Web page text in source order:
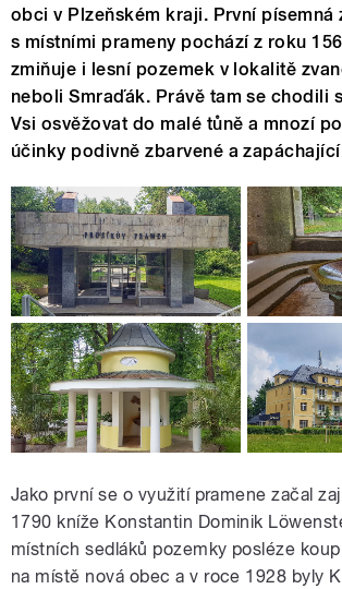
obci v Plzeňském kraji. První písemná
s místními prameny pochází z roku
zmiňuje i lesní pozemek v lokalitě
neboli Smraďák. Právě tam se chodili
Vsi osvěžovat do malé tůně a mnozí
účinky podivně zbarvené a
Jako první se o využití pramene začal
1790 kníže Konstantin Dominik
místních sedláků pozemky posléze
na místě nová obec a v roce 1928 byly